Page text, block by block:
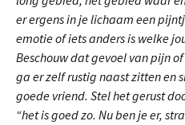
er ergens in je lichaam een
emotie of iets anders is welke
Beschouw dat gevoel van pijn
ga er zelf rustig naast zitten en
goede vriend. Stel het gerust
“het is goed zo. Nu ben je er,